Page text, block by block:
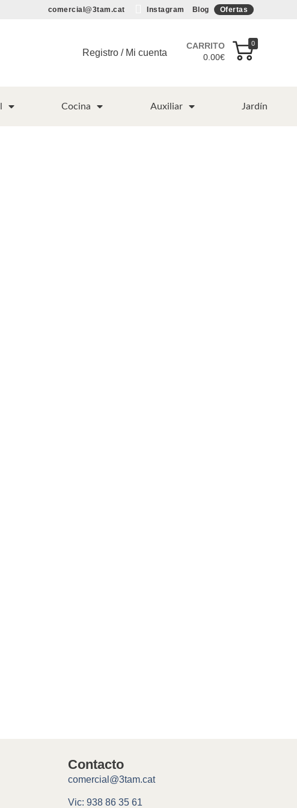
comercial@3tam.cat Instagram Blog Ofertas
Registro / Mi cuenta
CARRITO
0.00€
0
Cocina Auxiliar Jardín
Contacto
comercial@3tam.cat
Vic: 938 86 35 61